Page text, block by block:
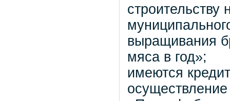
строительству
выращивания
мяса в год»;
имеются
осуществление